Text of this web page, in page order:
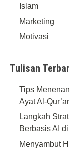
Islam
Marketing
Motivasi
Tulisan
Tips
Ayat Al-
Langkah
Berbasis AI
Menyambut